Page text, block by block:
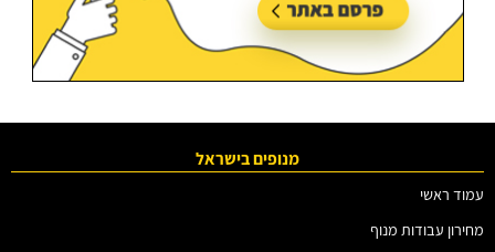
מנופים בישראל
עמוד ראשי
מחירון עבודות מנוף